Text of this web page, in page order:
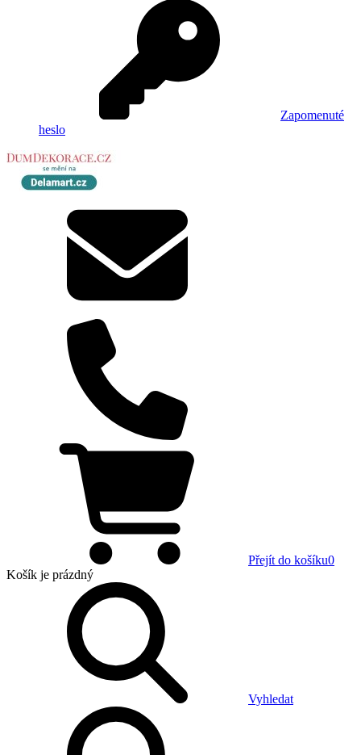
Zapomenuté
heslo
Přejít do košíku0
Košík je prázdný
Vyhledat